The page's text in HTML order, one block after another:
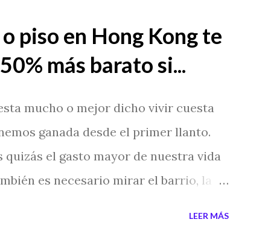
piso en Hong Kong te
más barato si...
mucho o mejor dicho vivir cuesta
ganada desde el primer llanto.
quizás el gasto mayor de nuestra vida
es necesario mirar el barrio, la
LEER MÁS